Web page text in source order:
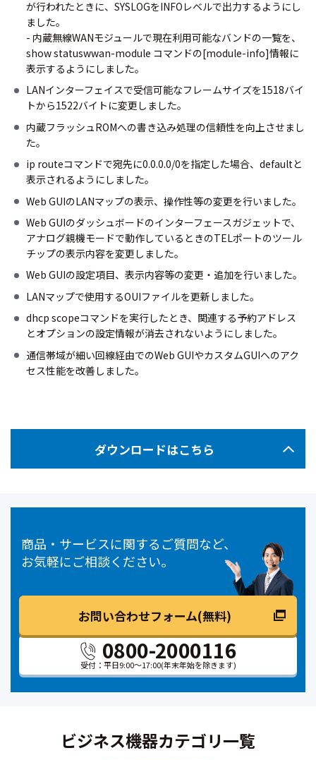
が行われたときに、SYSLOGをINFOレベルで出力するようにし
ました。
- 内蔵無線WANモジュールで現在利用可能なバンドの一覧を、
show statuswwan-module コマンドの[module-info]情報に
表示するようにしました。
LANインターフェイスで受信可能なフレームサイズを1518バイ
トから1522バイトに変更しました。
内蔵フラッシュROMへの書き込み処理の信頼性を向上させまし
た。
ip routeコマンドで宛先に0.0.0.0/0を指定した場合、defaultと
表示されるようにしました。
Web GUIのLANマップの表示、操作性等の変更を行いました。
Web GUIのダッシュボードのインターフェースガジェットで、
アナログ親機モードで動作しているときのTELポートのツール
チップの表示内容を変更しました。
Web GUIの設定項目、表示内容等の変更・追加を行いました。
LANマップで使用するOUIファイルを更新しました。
dhcp scopeコマンドを実行したとき、関連する予約アドレス
とオプションの設定情報が消去されないようにしました。
通信帯域が細い回線経由でのWeb GUIやカスタムGUIへのアク
セス性能を改善しました。
ダウンロードはこちら
商品・サービスに関するご質問など、
お気軽にご相談ください。
0800-2000116
受付：平日9:00～17:00(年末年始を除きます)
お問い合わせフォーム(無料)
ビジネス機器カテゴリ一覧